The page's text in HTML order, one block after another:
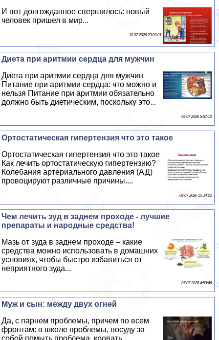
И вот долгожданное свершилось: новый
человек пришел в мир...
10 07 2026 23:28:31
Диета при аритмии сердца для мужчин
Диета при аритмии сердца для мужчин
Питание при аритмии сердца: что можно и
нельзя Питание при аритмии обязательно
должно быть диетическим, поскольку это...
09 07 2026 5:57:10
Ортостатическая гипертензия что это такое
Ортостатическая гипертензия что это такое
Как лечить ортостатическую гипертензию?
Колебания артериального давления (АД)
провоцируют различные причины....
08 07 2026 15:34:23
Чем лечить зуд в заднем проходе - лучшие
препараты и народные средства!
Мазь от зуда в заднем проходе – какие
средства можно использовать в домашних
условиях, чтобы быстро избавиться от
неприятного зуда...
07 07 2026 4:53:46
Муж и сын: между двух огней
Да, с парнем проблемы, причем по всем
фронтам: в школе проблемы, посуду за
собой помыть проблема, кровать